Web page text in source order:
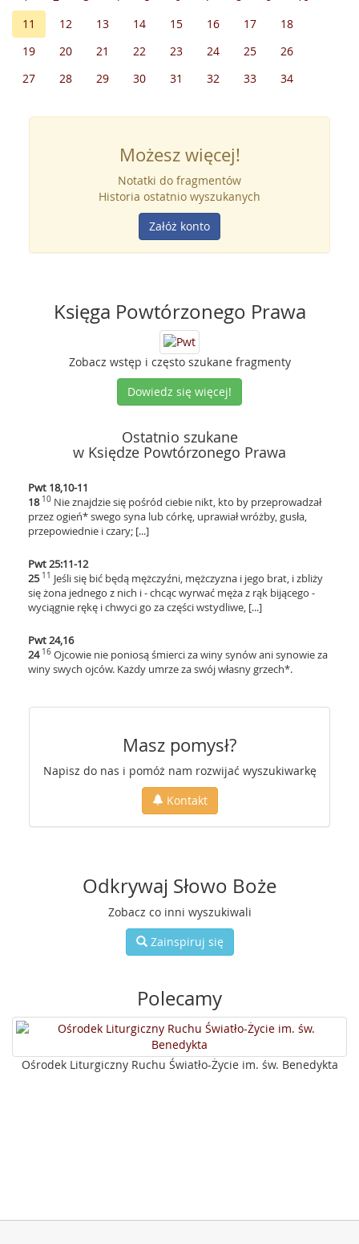
11
12 13 14 15 16 17
18
19
20 21 22 23 24 25
26
27
28 29 30 31 32 33 34
Możesz więcej!
Notatki do fragmentów
Historia ostatnio wyszukanych
Załóż konto
Księga Powtórzonego Prawa
Zobacz wstęp i często szukane fragmenty
Dowiedz się więcej!
Ostatnio szukane
w Księdze Powtórzonego Prawa
Pwt 18,10-11
18 10 Nie znajdzie się pośród ciebie nikt, kto by przeprowadzał
przez ogień* swego syna lub córkę, uprawiał wróżby, gusła,
przepowiednie i czary; [...]
Pwt 25:11-12
25 11 Jeśli się bić będą mężczyźni, mężczyzna i jego brat, i zbliży
się żona jednego z nich i - chcąc wyrwać męża z rąk bijącego -
wyciągnie rękę i chwyci go za części wstydliwe, [...]
Pwt 24,16
24 16 Ojcowie nie poniosą śmierci za winy synów ani synowie za
winy swych ojców. Każdy umrze za swój własny grzech*.
Masz pomysł?
Napisz do nas i pomóż nam rozwijać wyszukiwarkę
Kontakt
Odkrywaj Słowo Boże
Zobacz co inni wyszukiwali
Zainspiruj się
Polecamy
Ośrodek Liturgiczny Ruchu Światło-Życie im. św. Benedykta